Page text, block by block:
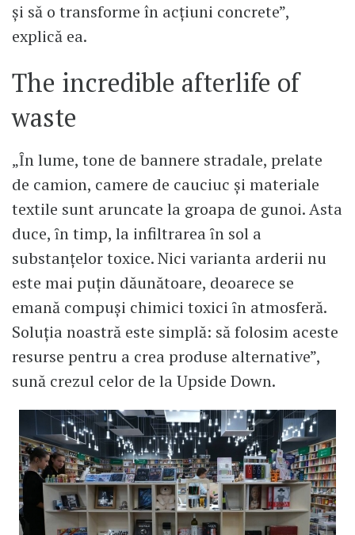
și să o transforme în acțiuni concrete”,
explică ea.
The incredible afterlife of
waste
„Ȋn lume, tone de bannere stradale, prelate
de camion, camere de cauciuc și materiale
textile sunt aruncate la groapa de gunoi. Asta
duce, ȋn timp, la infiltrarea ȋn sol a
substanțelor toxice. Nici varianta arderii nu
este mai puțin dăunătoare, deoarece se
emană compuși chimici toxici ȋn atmosferă.
Soluția noastră este simplă: să folosim aceste
resurse pentru a crea produse alternative”,
sună crezul celor de la Upside Down.